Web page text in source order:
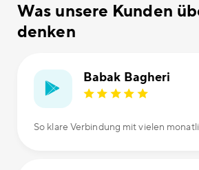
Was unsere Kunden
denken
Babak Bagheri
So klare Verbindung mit vielen